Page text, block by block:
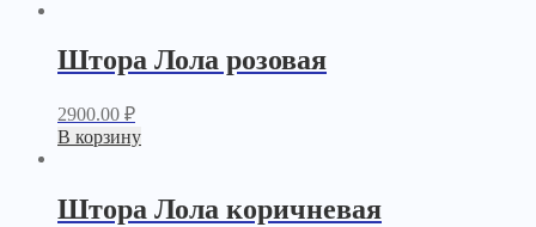
Штора Лола розовая
2900.00 ₽
В корзину
Штора Лола коричневая